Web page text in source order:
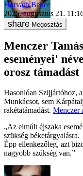
Horváth Bence
2025. augusztus 21.
Megosztás
Menczer
eseményei'
orosz támadást
Hasonlóan Szijjártóhoz,
Munkácsot, sem
rakétatámadást. Menczer
„Az elmúlt éjszaka
szükség béketárgyalásra.
Épp ellenkezőleg, azt
nagyobb szükség van.”